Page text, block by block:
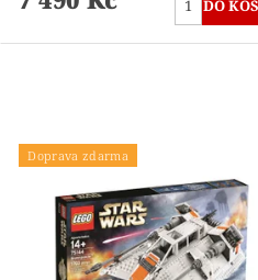
Doprava zdarma